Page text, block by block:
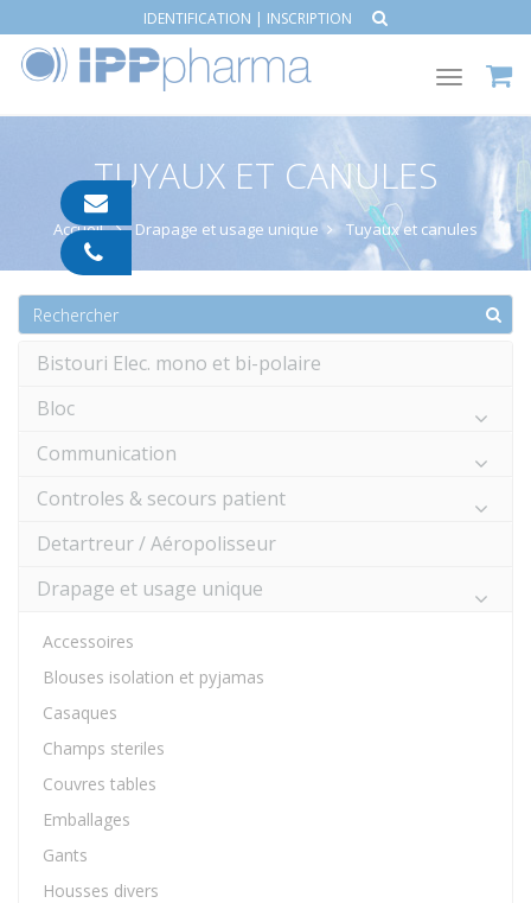
IDENTIFICATION | INSCRIPTION
Toggle
TUYAUX ET CANULES
Accueil Drapage et usage unique Tuyaux et canules
Bistouri Elec. mono et bi-polaire
Bloc
Communication
Controles & secours patient
Detartreur / Aéropolisseur
Drapage et usage unique
Accessoires
Blouses isolation et pyjamas
Casaques
Champs steriles
Couvres tables
Emballages
Gants
Housses divers
pharma.com
91
05